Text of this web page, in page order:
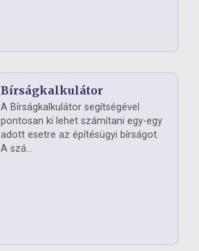
Bírságkalkulátor
A Bírságkalkulátor segítségével
pontosan ki lehet számítani egy-egy
adott esetre az építésügyi bírságot.
A szá...